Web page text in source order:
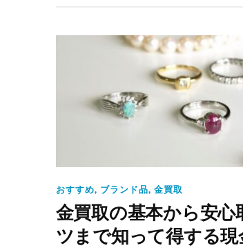
おすすめ, ブランド品, 金買取
金買取の基本から安心
ツまで知って得する